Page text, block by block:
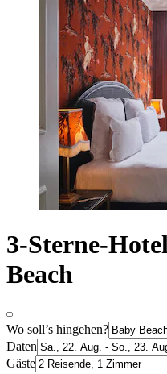
3-Sterne-
Beach
Wo soll’s hingehen?
Daten
Gäste